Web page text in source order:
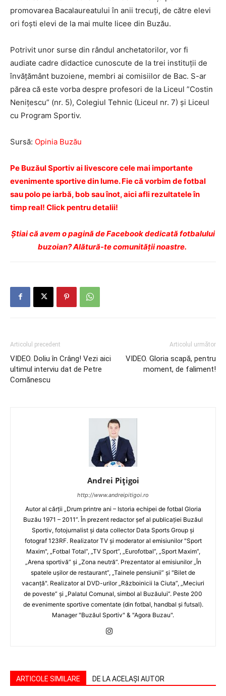
promovarea Bacalaureatului în anii trecuți, de către elevi
ori foști elevi de la mai multe licee din Buzău.
Potrivit unor surse din rândul anchetatorilor, vor fi
audiate cadre didactice cunoscute de la trei instituții de
învățământ buzoiene, membri ai comisiilor de Bac. S-ar
părea că este vorba despre profesori de la Liceul ”Costin
Nenițescu” (nr. 5), Colegiul Tehnic (Liceul nr. 7) și Liceul
cu Program Sportiv.
Sursă: Opinia Buzău
Pe Buzăul Sportiv ai livescore cele mai importante
evenimente sportive din lume. Fie că vorbim de fotbal
sau polo pe iarbă, bob sau înot, aici afli rezultatele în
timp real! Click pentru detalii!
Ştiai că avem o pagină de Facebook dedicată fotbalului
buzoian? Alătură-te comunității noastre.
Articolul precedent
VIDEO. Doliu în Crâng! Vezi aici
ultimul interviu dat de Petre
Comănescu
Articolul următor
VIDEO. Gloria scapă, pentru
moment, de faliment!
Andrei Pițigoi
http://www.andreipitigoi.ro
Autor al cărţii „Drum printre ani – Istoria echipei de fotbal Gloria
Buzău 1971 – 2011”. În prezent redactor şef al publicaţiei Buzăul
Sportiv, fotojurnalist şi data collector Data Sports Group şi
fotograf 123RF. Realizator TV şi moderator al emisiunilor "Sport
Maxim", „Fotbal Total”, „TV Sport”, „Eurofotbal”, „Sport Maxim”,
„Arena sportivă” şi „Zona neutră”. Prezentator al emisiunilor „În
spatele uşilor de restaurant”, „Tainele pensiunii” şi "Bilet de
vacanţă". Realizator al DVD-urilor „Războinicii la Ciuta”, „Meciuri
de poveste” şi „Palatul Comunal, simbol al Buzăului”. Peste 200
de evenimente sportive comentate (din fotbal, handbal şi futsal).
Manager "Buzăul Sportiv" & "Agora Buzau".
ARTICOLE SIMILARE DE LA ACELAȘI AUTOR